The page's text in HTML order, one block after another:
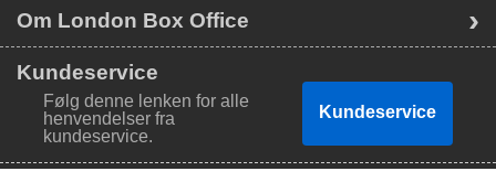
Om London Box Office
Kundeservice
Følg denne lenken for alle
henvendelser fra
kundeservice.
Kundeservice